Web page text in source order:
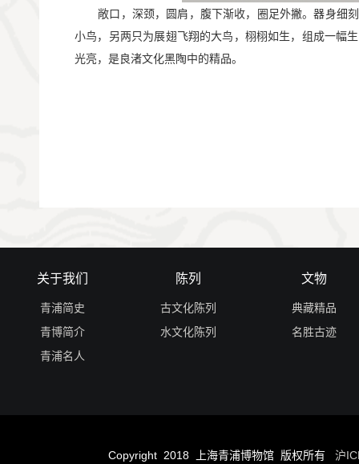
敞口，深颈，圆肩，腹下渐收，圈足外撇。器身细刻
小鸟，另两只为展翅飞翔的大鸟，栩栩如生，组成一幅
光亮，是良渚文化黑陶中的精品。